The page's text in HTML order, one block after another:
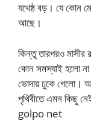
যথেষ্ঠ বড়। যে কোন
আছে।
কিন্তু তারপরও মাসীর
কোন সমস্যাই হলো না।
ভোদায় ঢুকে গেলো।
পৃথিবীতে এমন কিছু
golpo net